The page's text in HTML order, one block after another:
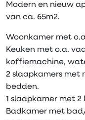
Modern en nieuw
van ca. 65m2.
Woonkamer met
Keuken met o.a.
koffiemachine,
2 slaapkamers met
bedden.
1 slaapkamer met
Badkamer met